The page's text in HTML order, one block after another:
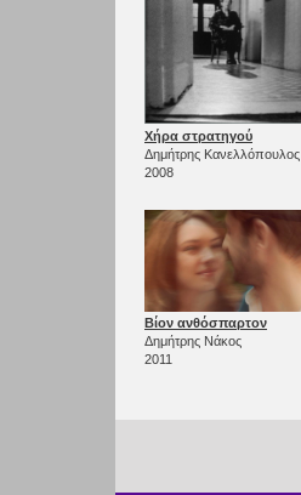
Χήρα στρατηγού
Δημήτρης Κανελλόπουλος
2008
Βίον ανθόσπαρτον
Δημήτρης Νάκος
2011